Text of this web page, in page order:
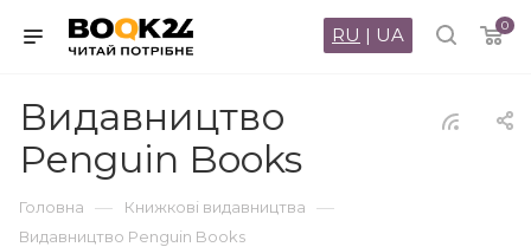
0
RU | UA
Видавництво
Penguin Books
Головна — Книжкові видавництва —
Видавництво Penguin Books